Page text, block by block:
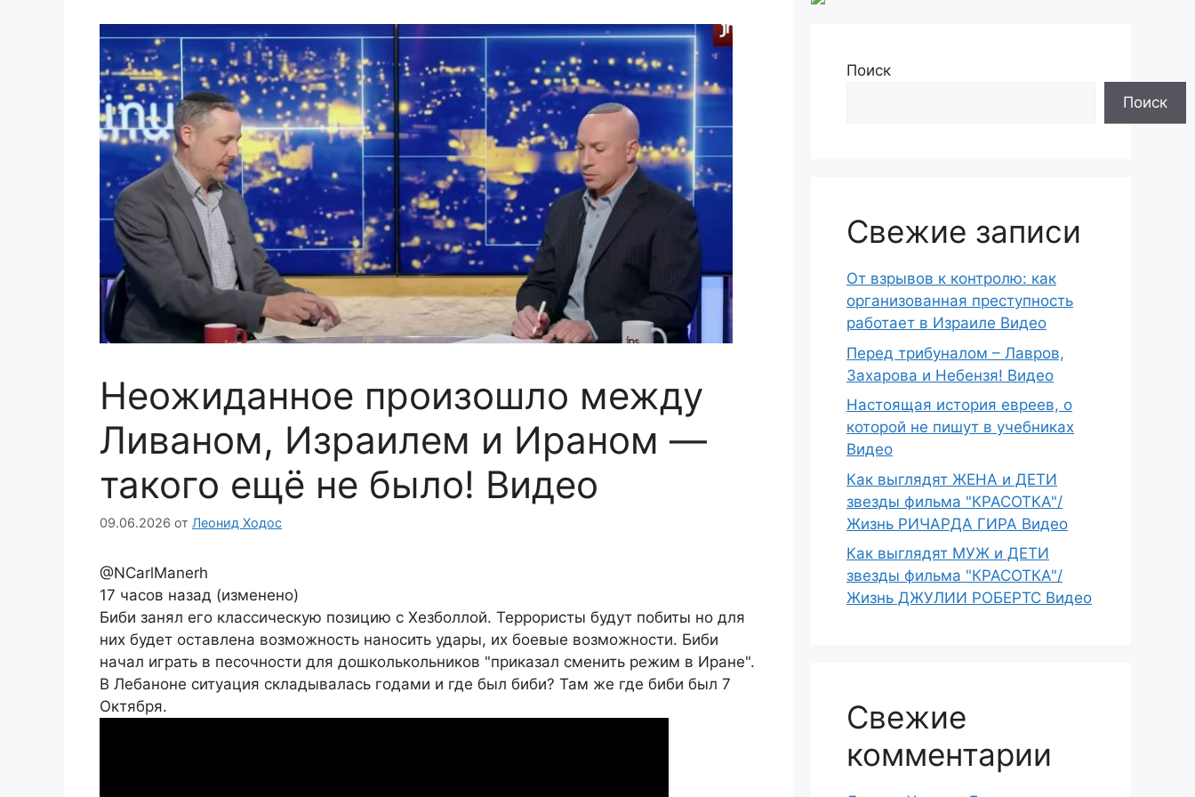
Неожиданное произошло между
Ливаном, Израилем и Ираном —
такого ещё не было! Видео
09.06.2026 от Леонид Ходос
@NCarlManerh
17 часов назад (изменено)
Биби занял его классическую позицию с Хезболлой. Террористы будут побиты но для
них будет оставлена возможность наносить удары, их боевые возможности. Биби
начал играть в песочности для дошколькольников "приказал сменить режим в Иране".
В Лебаноне ситуация складывалась годами и где был биби? Там же где биби был 7
Октября.
Поиск
Поиск
Свежие записи
От взрывов к контролю: как
организованная преступность
работает в Израиле Видео
Перед трибуналом – Лавров,
Захарова и Небензя! Видео
Настоящая история евреев, о
которой не пишут в учебниках
Видео
Как выглядят ЖЕНА и ДЕТИ
звезды фильма "КРАСОТКА"/
Жизнь РИЧАРДА ГИРА Видео
Как выглядят МУЖ и ДЕТИ
звезды фильма "КРАСОТКА"/
Жизнь ДЖУЛИИ РОБЕРТС Видео
Свежие
комментарии